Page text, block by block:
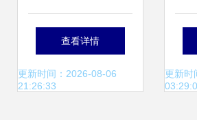
器人 人机协作实现
教育咨询服务的智
查看详情
更新时间：2026-08-06
21:26:33
锁
更新时